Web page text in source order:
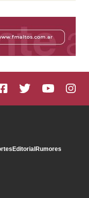
EditorialRumores